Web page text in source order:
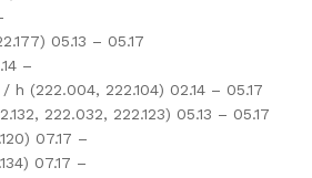
05.13 – 05.17
–
h (222.004, 222.104) 02.14 – 05.17
222.032, 222.123) 05.13 – 05.17
07.17 –
07.17 –